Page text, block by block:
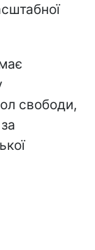
свободи,